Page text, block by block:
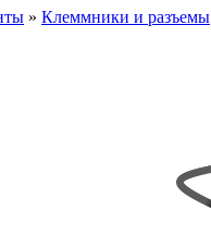
» Клеммники и разъемы